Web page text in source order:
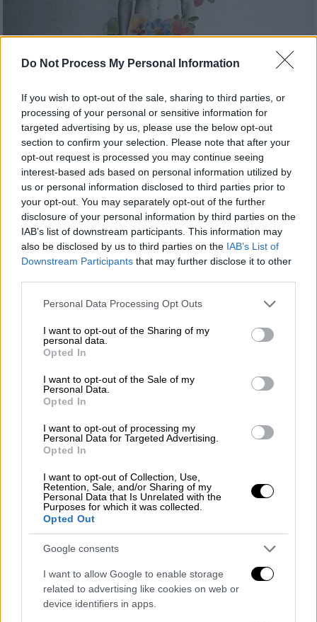
Do Not Process My Personal Information
If you wish to opt-out of the sale, sharing to third parties, or
processing of your personal or sensitive information for
targeted advertising by us, please use the below opt-out
section to confirm your selection. Please note that after your
opt-out request is processed you may continue seeing
interest-based ads based on personal information utilized by
us or personal information disclosed to third parties prior to
your opt-out. You may separately opt-out of the further
disclosure of your personal information by third parties on the
IAB’s list of downstream participants. This information may
also be disclosed by us to third parties on the IAB’s List of
Downstream Participants that may further disclose it to other
Please note that this website/app uses one or more Google
not limited to your visit or usage behaviour. You may click to
grant or deny consent to Google and its third-party tags to
use your data for below specified purposes in below Google
consent section.
Personal Data Processing Opt Outs
I want to opt-out of the Sharing of my
personal data.
Opted In
I want to opt-out of the Sale of my
Personal Data.
Opted In
I want to opt-out of processing my
Personal Data for Targeted Advertising.
Opted In
I want to opt-out of Collection, Use,
Retention, Sale, and/or Sharing of my
Personal Data that Is Unrelated with the
Purposes for which it was collected.
Opted Out
Google consents
I want to allow Google to enable storage
related to advertising like cookies on web or
device identifiers in apps.
Θέατρο |22.04.2026 13:25
Εθνική Λυρική Σκηνή: Το τολμηρό έργο
«Monsieur Venus» της Ρασίλντ έρχεται
στην Εναλλακτική Σκηνή
Tο τολμηρό και αιρετικό έργο «Monsieur
Vénus» της Ρασίλντ είναι ένα από τα πιο
προκλητικά και «κουήρ» (πριν ακόμη
καθιερωθεί ο όρος) μυθιστορήματα της
γαλλικής λογοτεχνία
Εθνική Λυρική: Η νέα όπερα «Η λέξη»
του Άλκη Μπαλτά έρχεται στην